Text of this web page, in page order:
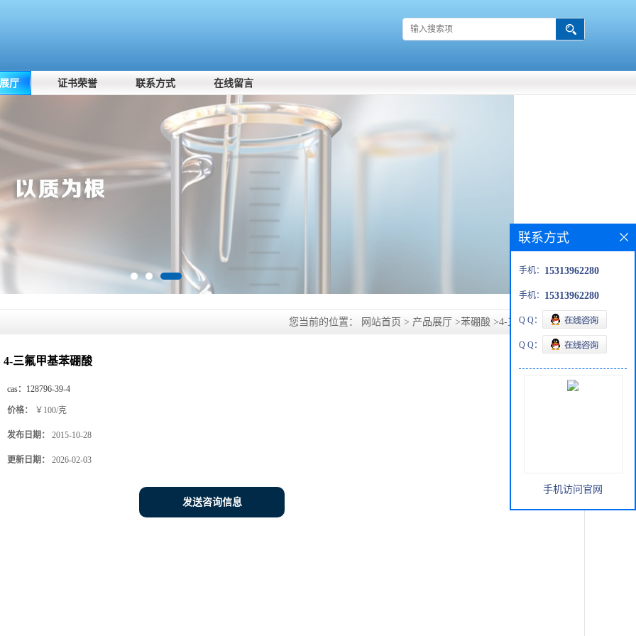
厅 证书荣誉 联系方式 在线留言
您当前的位置： 网站首页 > 产品展厅 >苯硼酸 >4-三氟甲基苯硼酸
4-三氟甲基苯硼酸
cas： 128796-39-4
价格： ￥100/克
发布日期： 2015-10-28
更新日期： 2026-02-03
发送咨询信息
联系方式
手机： 15313962280
手机： 15313962280
Q Q：
Q Q：
手机访问官网